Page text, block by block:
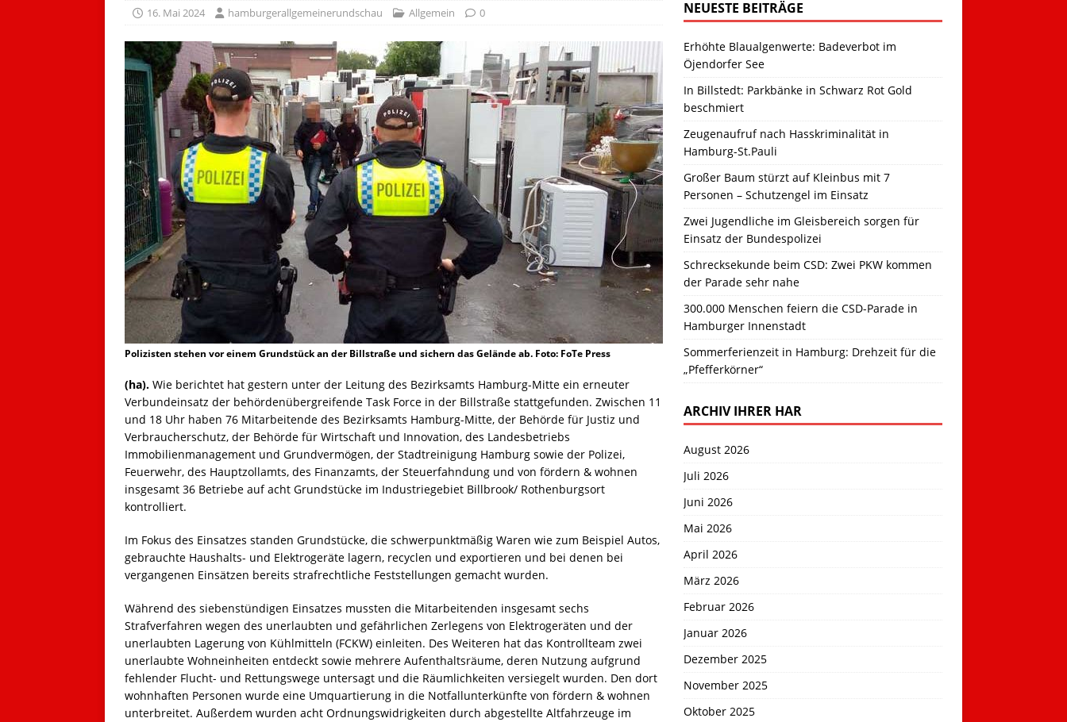
16. Mai 2024 hamburgerallgemeinerundschau Allgemein 0
Polizisten stehen vor einem Grundstück an der Billstraße und sichern das Gelände ab. Foto: FoTe Press
(ha). Wie berichtet hat gestern unter der Leitung des Bezirksamts Hamburg-Mitte ein erneuter
Verbundeinsatz der behördenübergreifende Task Force in der Billstraße stattgefunden. Zwischen 11
und 18 Uhr haben 76 Mitarbeitende des Bezirksamts Hamburg-Mitte, der Behörde für Justiz und
Verbraucherschutz, der Behörde für Wirtschaft und Innovation, des Landesbetriebs
Immobilienmanagement und Grundvermögen, der Stadtreinigung Hamburg sowie der Polizei,
Feuerwehr, des Hauptzollamts, des Finanzamts, der Steuerfahndung und von fördern & wohnen
insgesamt 36 Betriebe auf acht Grundstücke im Industriegebiet Billbrook/ Rothenburgsort
kontrolliert.
Im Fokus des Einsatzes standen Grundstücke, die schwerpunktmäßig Waren wie zum Beispiel Autos,
gebrauchte Haushalts- und Elektrogeräte lagern, recyclen und exportieren und bei denen bei
vergangenen Einsätzen bereits strafrechtliche Feststellungen gemacht wurden.
Während des siebenstündigen Einsatzes mussten die Mitarbeitenden insgesamt sechs
Strafverfahren wegen des unerlaubten und gefährlichen Zerlegens von Elektrogeräten und der
unerlaubten Lagerung von Kühlmitteln (FCKW) einleiten. Des Weiteren hat das Kontrollteam zwei
unerlaubte Wohneinheiten entdeckt sowie mehrere Aufenthaltsräume, deren Nutzung aufgrund
fehlender Flucht- und Rettungswege untersagt und die Räumlichkeiten versiegelt wurden. Den dort
wohnhaften Personen wurde eine Umquartierung in die Notfallunterkünfte von fördern & wohnen
unterbreitet. Außerdem wurden acht Ordnungswidrigkeiten durch abgestellte Altfahrzeuge im
NEUESTE BEITRÄGE
Erhöhte Blaualgenwerte: Badeverbot im
Öjendorfer See
In Billstedt: Parkbänke in Schwarz Rot Gold
beschmiert
Zeugenaufruf nach Hasskriminalität in
Hamburg-St.Pauli
Großer Baum stürzt auf Kleinbus mit 7
Personen – Schutzengel im Einsatz
Zwei Jugendliche im Gleisbereich sorgen für
Einsatz der Bundespolizei
Schrecksekunde beim CSD: Zwei PKW kommen
der Parade sehr nahe
300.000 Menschen feiern die CSD-Parade in
Hamburger Innenstadt
Sommerferienzeit in Hamburg: Drehzeit für die
„Pfefferkörner“
ARCHIV IHRER HAR
August 2026
Juli 2026
Juni 2026
Mai 2026
April 2026
März 2026
Februar 2026
Januar 2026
Dezember 2025
November 2025
Oktober 2025